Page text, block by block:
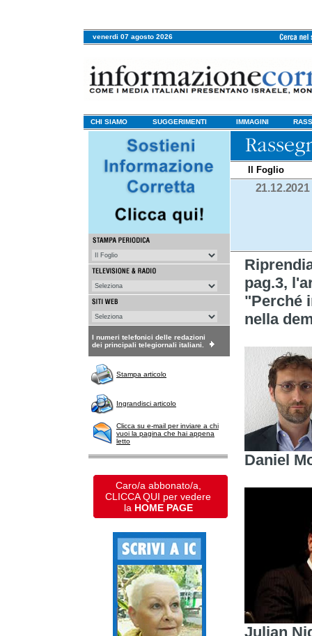
venerdi 07 agosto 2026
CHI SIAMO SUGGERIMENTI IMMAGINI
I numeri telefonici delle redazioni
dei principali telegiornali italiani.
Stampa articolo
Ingrandisci articolo
Clicca su e-mail per inviare a chi
vuoi la pagina che hai appena
letto
Caro/a abbonato/a,
CLICCA QUI per vedere
la HOME PAGE
Il Foglio
21.12.2021
pag.3,
"Perché
nella
Daniel
Julian